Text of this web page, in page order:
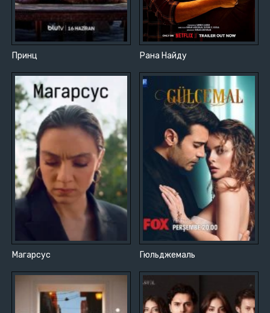
Принц Рана Найду
Магарсус Гюльджемаль